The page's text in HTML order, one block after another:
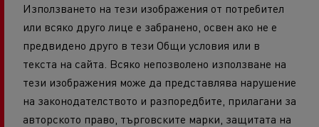
Използването на тези изображения от потребител
или всяко друго лице е забранено, освен ако не е
предвидено друго в тези Общи условия или в
текста на сайта. Всяко непозволено използване на
тези изображения може да представлява нарушение
на законодателството и разпоредбите, прилагани за
авторското право, търговските марки, защитата на